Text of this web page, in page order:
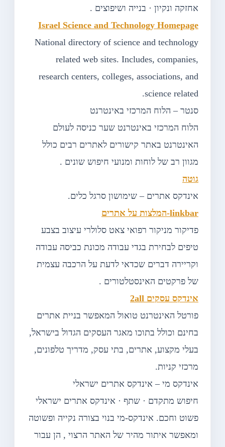
אחזקה ונקיון · בנייה ושיפוצים .
Israel Science and Technology Homepage
National directory of science and technology
related web sites. Includes, companies,
research centers, colleges, associations, and
science related.
סנטר – הלוח המרכזי באינטרנט
הלוח המרכזי באינטרנט שער כניסה לעולם
האינטרנט באתר קישורים לאתרים רבים כולל
מגוון רב של לוחות ומנועי חיפוש שונים .
גוטה
אינדקס אתרים – שימושון סרגל כלים.
linkbar-המלצות על אתרים
פדיקור מניקור רפואי צאט סלולרי עיצוב בצבע
טיפים לבחירת בגדי עבודה מכונת כביסה עבודה
וקריירה דברים שכדאי לדעת על הרכבה עצמית
של פרקטים האינסטלטורים .
אינדקס עסקים 2all
פורטל האינטרנט טואול המאפשר בניית אתרים
בחינם וכולל בתוכו מאגר העסקים הגדול בישראל,
בעלי מקצוע, אתרים, בתי עסק, מדריך טלפונים,
מרכזי קניות.
אינדקס מי – אינדקס אתרים ישראלי
חיפוש מתקדם · שתף · אינדקס אתרים ישראלי
פשוט וחכם. אינדקס-מי בנוי בצורה נקייה ופשוטה
ומאפשר איתור מהיר של האתר הרצוי , הן עבור